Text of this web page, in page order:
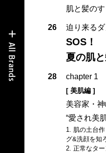
肌と髪のす
26 迫り来る
SOS！
夏の肌と
28 chapter 1
[ 美肌編 ]
美容家・
“愛され美
1. 肌の土台
グ&洗顔を知
2. 正常なタ